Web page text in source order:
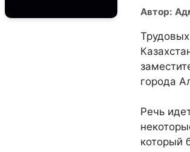
Автор:
города
Речь
который